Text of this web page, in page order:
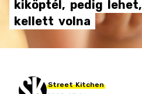
kiköptél, pedig lehet,
kellett volna
Street Kitchen